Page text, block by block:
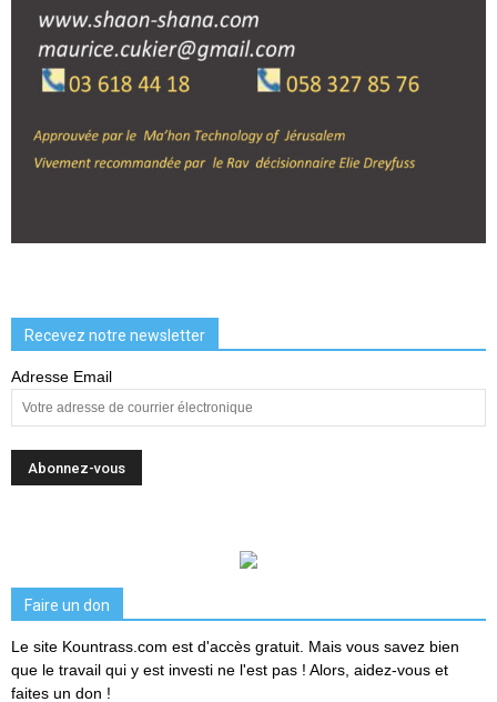
Recevez notre newsletter
Adresse Email
Faire un don
Le site Kountrass.com est d'accès gratuit. Mais vous savez bien
que le travail qui y est investi ne l'est pas ! Alors, aidez-vous et
faites un don !